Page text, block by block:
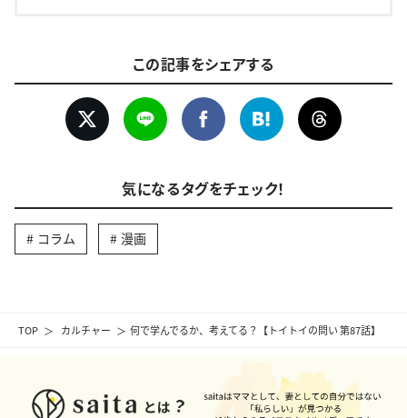
TOP カルチャー 何で学んでるか、考えてる？【トイトイの問い 第87話】
この記事をシェアする
気になるタグをチェック！
コラム 漫画